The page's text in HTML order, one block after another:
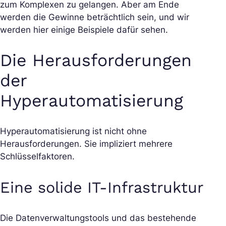
zum Komplexen zu gelangen. Aber am Ende
werden die Gewinne beträchtlich sein, und wir
werden hier einige Beispiele dafür sehen.
Die Herausforderungen
der
Hyperautomatisierung
Hyperautomatisierung ist nicht ohne
Herausforderungen. Sie impliziert mehrere
Schlüsselfaktoren.
Eine solide IT-Infrastruktur
Die Datenverwaltungstools und das bestehende